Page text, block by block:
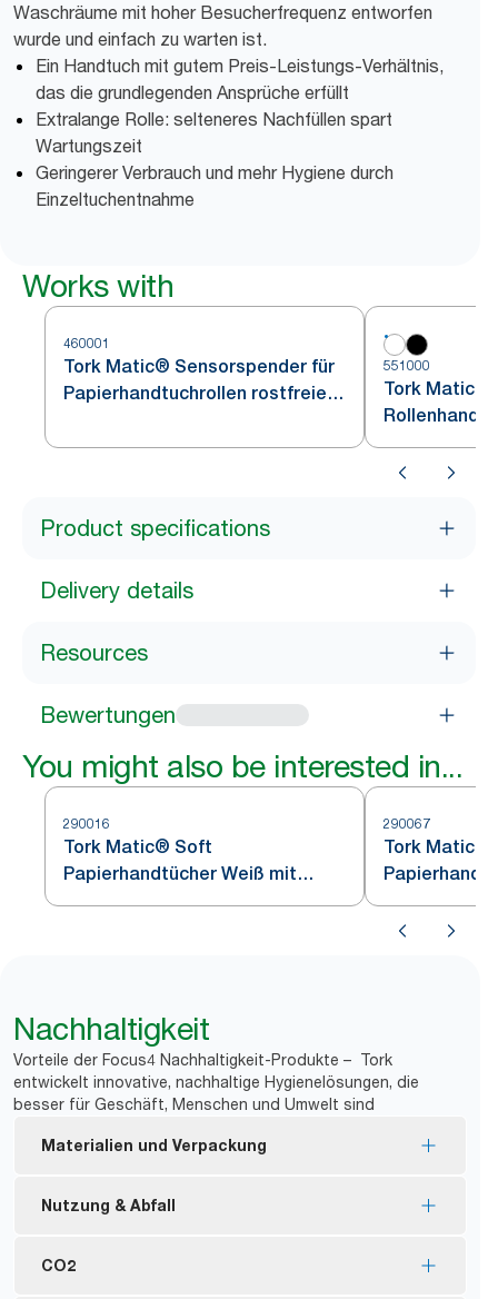
Waschräume mit hoher Besucherfrequenz entworfen
wurde und einfach zu warten ist.
Ein Handtuch mit gutem Preis-Leistungs-Verhältnis,
das die grundlegenden Ansprüche erfüllt
Extralange Rolle: selteneres Nachfüllen spart
Wartungszeit
Geringerer Verbrauch und mehr Hygiene durch
Einzeltuchentnahme
Works with
460001
Tork Matic® Sensorspender für
Papierhandtuchrollen rostfreier
551000
Tork Matic®
Product specifications
Delivery details
Resources
Bewertungen
You might also be interested in...
290016
Tork Matic® Soft
Papierhandtücher Weiß mit
blauem Blätterdesign H1
290067
Tork Matic®
grauem
Nachhaltigkeit
Vorteile der Focus4 Nachhaltigkeit-Produkte – Tork
entwickelt innovative, nachhaltige Hygienelösungen, die
besser für Geschäft, Menschen und Umwelt sind
Materialien und Verpackung
Nachfüllmaterial mit EU Ecolabel-Zertifizierung –
Nutzung & Abfall
Einzelblattentnahme kontrolliert den Verbrauch
CO2